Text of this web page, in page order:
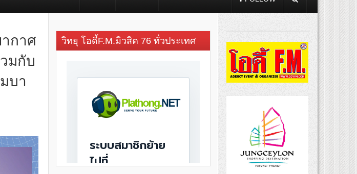
ากาศ
มกับ
บา
วิทยุ โอดี้F.M.มิวสิค 76 ทั่วประเทศ